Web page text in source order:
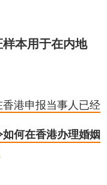
本用于在内地
港申报当事人已经
何在香港办理婚姻